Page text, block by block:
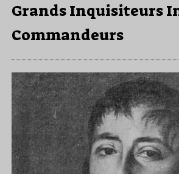
Grands Inquisiteurs
Commandeurs